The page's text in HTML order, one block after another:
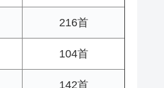
216首
104首
142首